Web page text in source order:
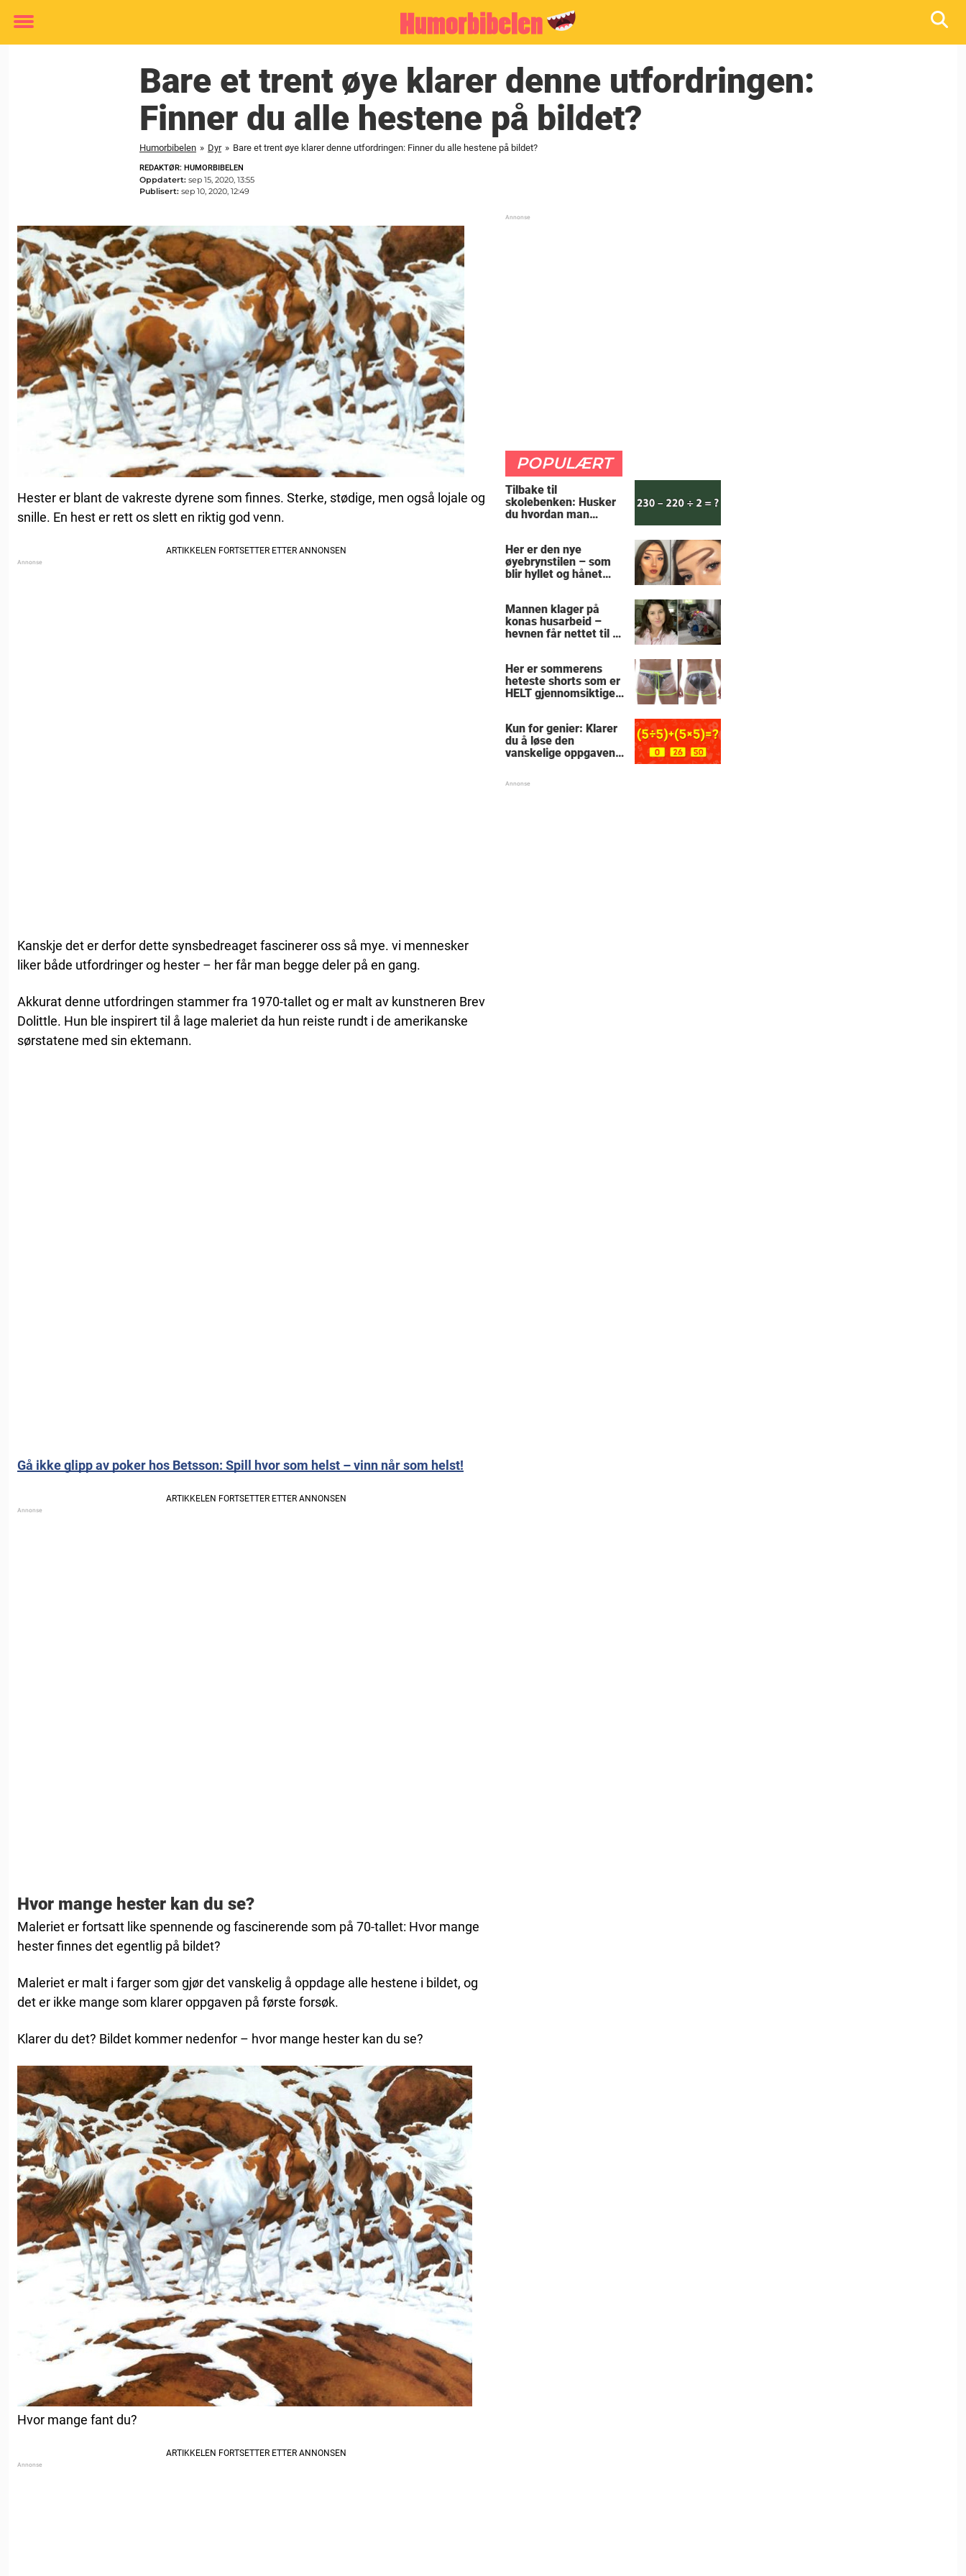
Toggle
Bare et trent øye klarer denne utfordringen:
Finner du alle hestene på bildet?
Humorbibelen » Dyr » Bare et trent øye klarer denne utfordringen: Finner du alle hestene på bildet?
REDAKTØR: HUMORBIBELEN
Oppdatert: sep 15, 2020, 13:55
Publisert: sep 10, 2020, 12:49
Hester er blant de vakreste dyrene som finnes. Sterke, stødige, men også lojale og
snille. En hest er rett os slett en riktig god venn.
Kanskje det er derfor dette synsbedreaget fascinerer oss så mye. vi mennesker
liker både utfordringer og hester – her får man begge deler på en gang.
Akkurat denne utfordringen stammer fra 1970-tallet og er malt av kunstneren Brev
Dolittle. Hun ble inspirert til å lage maleriet da hun reiste rundt i de amerikanske
sørstatene med sin ektemann.
Gå ikke glipp av poker hos Betsson: Spill hvor som helst – vinn når som helst!
Hvor mange hester kan du se?
Maleriet er fortsatt like spennende og fascinerende som på 70-tallet: Hvor mange
hester finnes det egentlig på bildet?
Maleriet er malt i farger som gjør det vanskelig å oppdage alle hestene i bildet, og
det er ikke mange som klarer oppgaven på første forsøk.
Klarer du det? Bildet kommer nedenfor – hvor mange hester kan du se?
Hvor mange fant du?
POPULÆRT
Tilbake til
skolebenken: Husker
du hvordan man
Her er den nye
øyebrynstilen – som
blir hyllet og hånet
Mannen klager på
konas husarbeid –
hevnen får nettet til å
Her er sommerens
heteste shorts som er
HELT gjennomsiktige
Kun for genier: Klarer
du å løse den
vanskelige oppgaven